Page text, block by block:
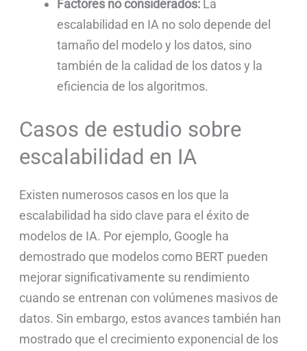
Factores no considerados:La
escalabilidad en IA no solo depende del
tamaño del modelo y los datos, sino
también de la calidad de los datos y la
eficiencia de los algoritmos.
Casos de estudio sobre
escalabilidad en IA
Existen numerosos casos en los que la
escalabilidad ha sido clave para el éxito de
modelos de IA. Por ejemplo, Google ha
demostrado que modelos como BERT pueden
mejorar significativamente su rendimiento
cuando se entrenan con volúmenes masivos de
datos. Sin embargo, estos avances también han
mostrado que el crecimiento exponencial de los